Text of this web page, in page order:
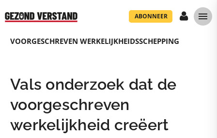
ABONNEER
VOORGESCHREVEN WERKELIJKHEIDSSCHEPPING
Vals onderzoek dat de
voorgeschreven
werkelijkheid creëert